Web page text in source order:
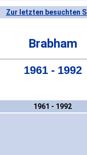
Zur letzten besuchten
Brabham
1961 - 1992
1961 - 1992